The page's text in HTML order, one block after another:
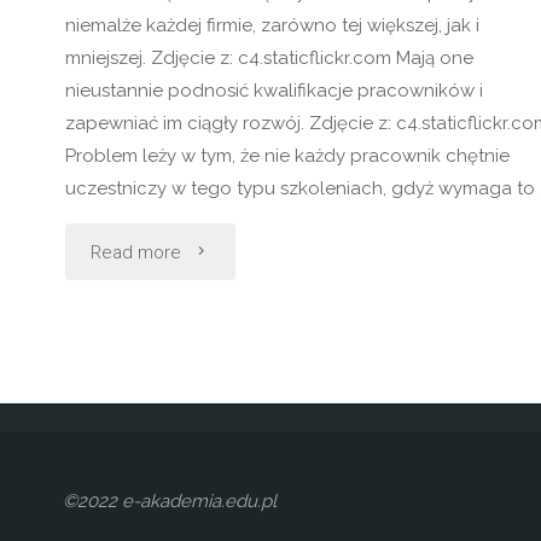
niemalże każdej firmie, zarówno tej większej, jak i
mniejszej. Zdjęcie z: c4.staticflickr.com Mają one
nieustannie podnosić kwalifikacje pracowników i
zapewniać im ciągły rozwój. Zdjęcie z:
Problem leży w tym, że nie każdy pracownik chętnie
uczestniczy w tego typu szkoleniach, gdyż wymaga to
Read more "Szkolenia"
©2022 e-akademia.edu.pl